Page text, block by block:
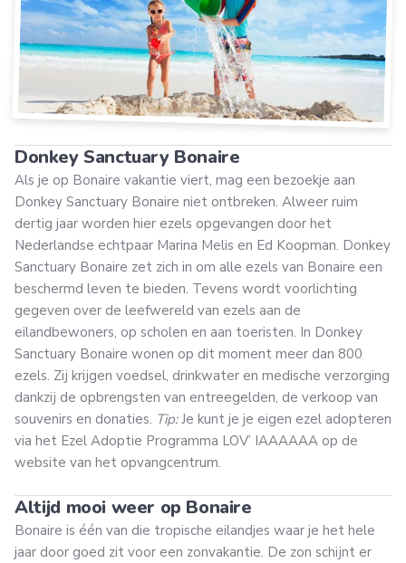
Donkey Sanctuary Bonaire
Als je op Bonaire vakantie viert, mag een bezoekje aan
Donkey Sanctuary Bonaire niet ontbreken. Alweer ruim
dertig jaar worden hier ezels opgevangen door het
Nederlandse echtpaar Marina Melis en Ed Koopman. Donkey
Sanctuary Bonaire zet zich in om alle ezels van Bonaire een
beschermd leven te bieden. Tevens wordt voorlichting
gegeven over de leefwereld van ezels aan de
eilandbewoners, op scholen en aan toeristen. In Donkey
Sanctuary Bonaire wonen op dit moment meer dan 800
ezels. Zij krijgen voedsel, drinkwater en medische verzorging
dankzij de opbrengsten van entreegelden, de verkoop van
souvenirs en donaties. Tip:Je kunt je je eigen ezel adopteren
via het Ezel Adoptie Programma LOV’ IAAAAAA op de
website van het opvangcentrum.
Altijd mooi weer op Bonaire
Bonaire is één van die tropische eilandjes waar je het hele
jaar door goed zit voor een zonvakantie. De zon schijnt er